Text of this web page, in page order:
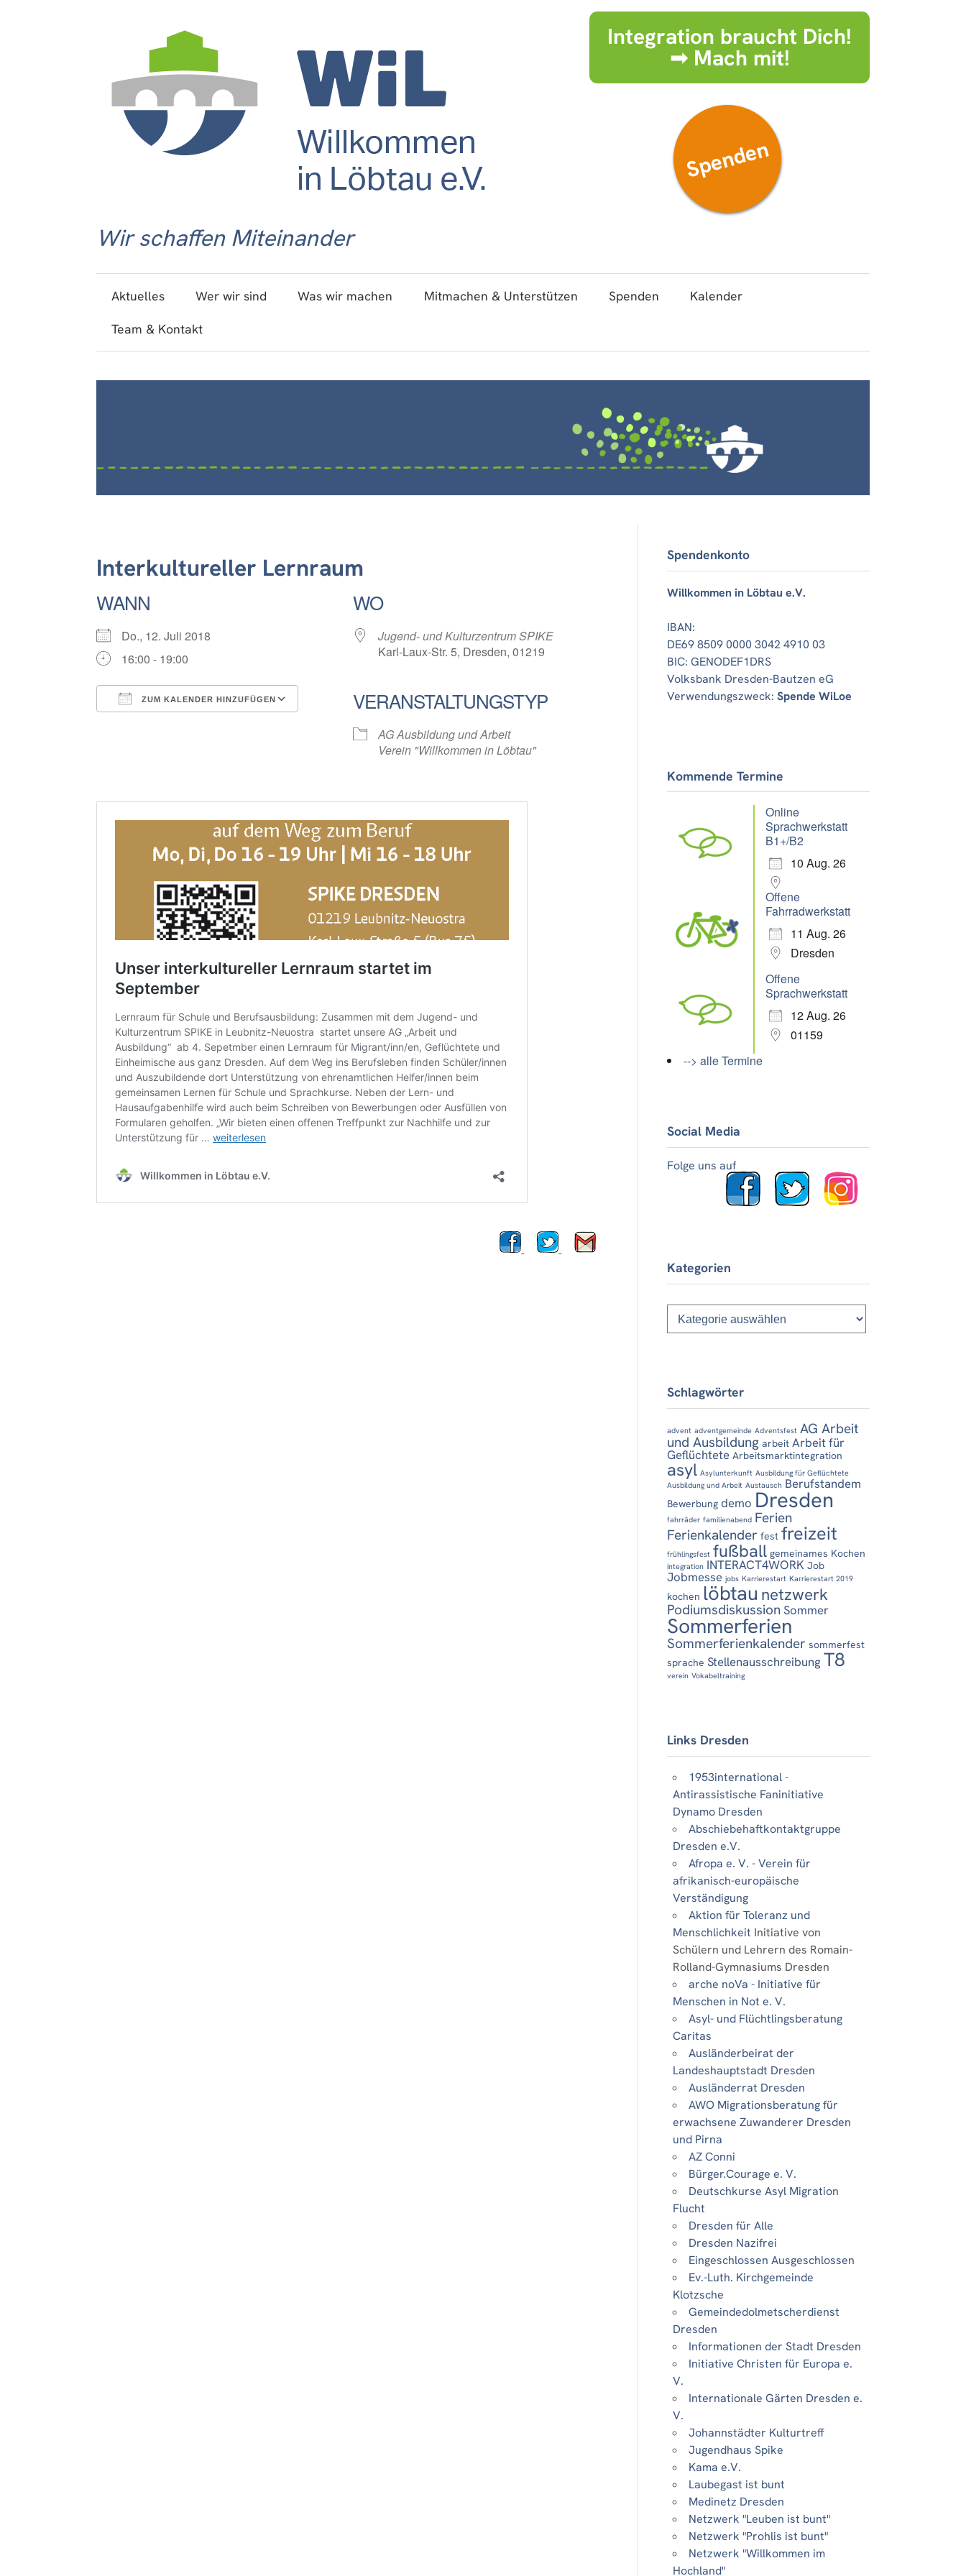
Wir schaffen Miteinander
Integration braucht Dich!
➟ Mach mit!
Spenden
Aktuelles Wer wir sind Was wir machen Mitmachen & Unterstützen Spenden
Kalender
Team & Kontakt
Interkultureller Lernraum
WANN
Do., 12. Juli 2018
16:00 - 19:00
ZUM KALENDER HINZUFÜGEN
Google Kalender
WO
Jugend- und Kulturzentrum SPIKE
Karl-Laux-Str. 5, Dresden, 01219
VERANSTALTUNGSTYP
AG Ausbildung und Arbeit
Verein "Willkommen in Löbtau"
Spendenkonto
Willkommen in Löbtau e.V.
IBAN:
DE69 8509 0000 3042 4910 03
BIC: GENODEF1DRS
Volksbank Dresden-Bautzen eG
Verwendungszweck:Spende WiLoe
Kommende Termine
Online
Sprachwerkstatt
B1+/B2
10 Aug. 26
Offene
Fahrradwerkstatt
11 Aug. 26
Dresden
Offene
Sprachwerkstatt
12 Aug. 26
01159
--> alle Termine
Social Media
Folge uns auf
Kategorien
Kategorien
Schlagwörter
advent adventgemeinde Adventsfest AG Arbeit
und Ausbildung arbeit Arbeit für
Geflüchtete Arbeitsmarktintegration
asyl Asylunterkunft Ausbildung für Geflüchtete
Ausbildung und Arbeit Austausch Berufstandem
Bewerbung demo Dresden
fahrräder familienabend Ferien
Ferienkalender fest freizeit
frühlingsfest fußball gemeinames Kochen
integration INTERACT4WORK Job
Jobmesse jobs Karrierestart Karrierestart 2019
kochen löbtau netzwerk
PodiumsdiskussionSommer
Sommerferien
Sommerferienkalender sommerfest
sprache Stellenausschreibung T8
verein Vokabeltraining
Links Dresden
1953international -
Antirassistische Faninitiative
Dynamo Dresden
Abschiebehaftkontaktgruppe
Dresden e.V.
Afropa e. V. - Verein für
afrikanisch-europäische
Verständigung
Aktion für Toleranz und
Menschlichkeit Initiative von
Schülern und Lehrern des Romain-
Rolland-Gymnasiums Dresden
arche noVa - Initiative für
Menschen in Not e. V.
Asyl- und Flüchtlingsberatung
Caritas
Ausländerbeirat der
Landeshauptstadt Dresden
Ausländerrat Dresden
AWO Migrationsberatung für
erwachsene Zuwanderer Dresden
und Pirna
AZ Conni
Bürger.Courage e. V.
Deutschkurse Asyl Migration
Flucht
Dresden für Alle
Dresden Nazifrei
Eingeschlossen Ausgeschlossen
Ev.-Luth. Kirchgemeinde
Klotzsche
Gemeindedolmetscherdienst
Dresden
Informationen der Stadt Dresden
Initiative Christen für Europa e.
V.
Internationale Gärten Dresden e.
V.
Johannstädter Kulturtreff
Jugendhaus Spike
Kama e.V.
Laubegast ist bunt
Medinetz Dresden
Netzwerk "Leuben ist bunt"
Netzwerk "Prohlis ist bunt"
Netzwerk "Willkommen im
Hochland"